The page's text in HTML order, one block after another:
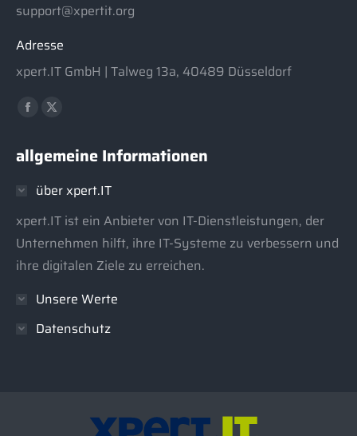
support@xpertit.org
Adresse
xpert.IT GmbH | Talweg 13a, 40489 Düsseldorf
Finden Sie uns auf:
Facebook
opens
new
window
X
opens
new
window
allgemeine Informationen
über xpert.IT
xpert.IT ist ein Anbieter von IT-Dienstleistungen, der
Unternehmen hilft, ihre IT-Systeme zu verbessern und
ihre digitalen Ziele zu erreichen.
Unsere Werte
Datenschutz